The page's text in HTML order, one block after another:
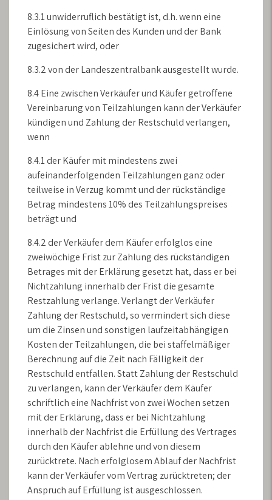
8.3.1 unwiderruflich bestätigt ist, d.h. wenn eine
Einlösung von Seiten des Kunden und der Bank
zugesichert wird, oder
8.3.2 von der Landeszentralbank ausgestellt wurde.
8.4 Eine zwischen Verkäufer und Käufer getroffene
Vereinbarung von Teilzahlungen kann der Verkäufer
kündigen und Zahlung der Restschuld verlangen,
wenn
8.4.1 der Käufer mit mindestens zwei
aufeinanderfolgenden Teilzahlungen ganz oder
teilweise in Verzug kommt und der rückständige
Betrag mindestens 10% des Teilzahlungspreises
beträgt und
8.4.2 der Verkäufer dem Käufer erfolglos eine
zweiwöchige Frist zur Zahlung des rückständigen
Betrages mit der Erklärung gesetzt hat, dass er bei
Nichtzahlung innerhalb der Frist die gesamte
Restzahlung verlange. Verlangt der Verkäufer
Zahlung der Restschuld, so vermindert sich diese
um die Zinsen und sonstigen laufzeitabhängigen
Kosten der Teilzahlungen, die bei staffelmäßiger
Berechnung auf die Zeit nach Fälligkeit der
Restschuld entfallen. Statt Zahlung der Restschuld
zu verlangen, kann der Verkäufer dem Käufer
schriftlich eine Nachfrist von zwei Wochen setzen
mit der Erklärung, dass er bei Nichtzahlung
innerhalb der Nachfrist die Erfüllung des Vertrages
durch den Käufer ablehne und von diesem
zurücktrete. Nach erfolglosem Ablauf der Nachfrist
kann der Verkäufer vom Vertrag zurücktreten; der
Anspruch auf Erfüllung ist ausgeschlossen.